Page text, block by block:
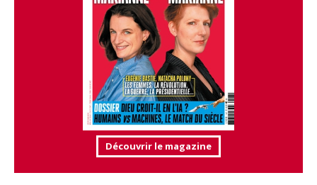
Découvrir le magazine